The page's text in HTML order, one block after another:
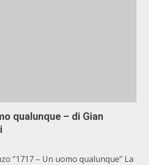
qualunque – di Gian
“1717 – Un uomo qualunque” La